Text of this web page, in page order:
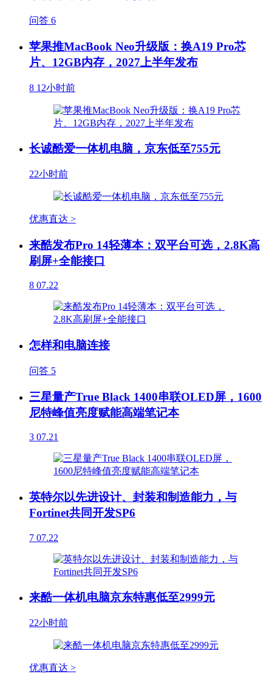
问答 6
苹果推MacBook Neo升级版：换A19 Pro芯
片、12GB内存，2027上半年发布
8 12小时前
长诚酷爱一体机电脑，京东低至755元
22小时前
优惠直达 >
来酷发布Pro 14轻薄本：双平台可选，2.8K高
刷屏+全能接口
8 07.22
怎样和电脑连接
问答 5
三星量产True Black 1400串联OLED屏，1600
尼特峰值亮度赋能高端笔记本
3 07.21
英特尔以先进设计、封装和制造能力，与
Fortinet共同开发SP6
7 07.22
来酷一体机电脑京东特惠低至2999元
22小时前
优惠直达 >